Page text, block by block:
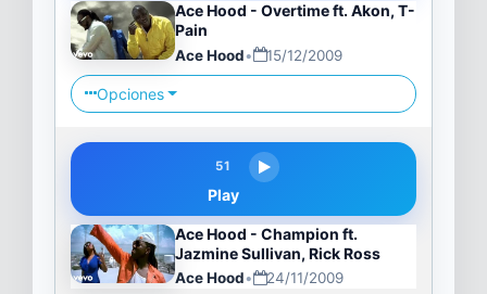
Ace Hood - Overtime ft. Akon, T-
Pain
Ace Hood• 15/12/2009
Opciones
51
Play
Ace Hood - Champion ft.
Jazmine Sullivan, Rick Ross
Ace Hood• 24/11/2009